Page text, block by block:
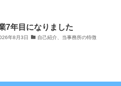
7年目になりました
年8月3日 自己紹介、当事務所の特徴